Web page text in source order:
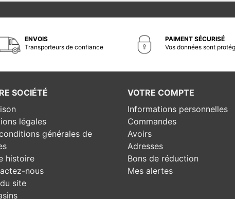
ENVOIS
Transporteurs de confiance
PAIMENT SÉCURISÉ
Vos données sont
SOCIÉTÉ
légales
générales de
histoire
nous
site
VOTRE COMPTE
Informations personnelles
Commandes
Avoirs
Adresses
Bons de réduction
Mes alertes